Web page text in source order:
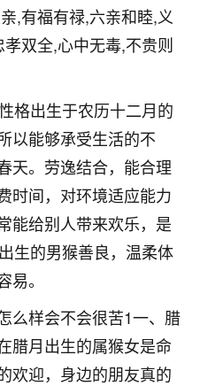
,有福有禄,六亲和睦,义
双全,心中无毒,不贵则
格出生于农历十二月的
以能够承受生活的不
天。劳逸结合，能合理
时间，对环境适应能力
能给别人带来欢乐，是
生的男猴善良，温柔体
。
么样会不会很苦1一、腊
腊月出生的属猴女是命
欢迎，身边的朋友真的
看，人有时不服命不行
子，哪哪都看了，虽然
生意还可以，前几天又
希望财运更好一点！
18
不上学，一说她就要死要活
行，朋友给我推荐的慧来老
一样，不期望她能考多好的
把书读了，身体心理都健健